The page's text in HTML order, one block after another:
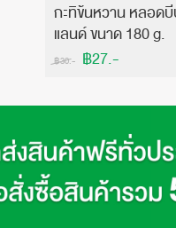
กะทิข้นหวาน หลอดบี
แลนด์ ขนาด 180 g.
฿30.- ฿27.-